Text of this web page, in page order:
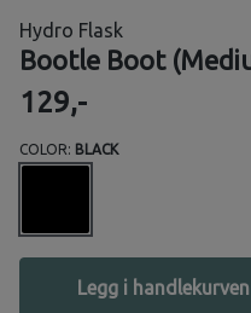
Hydro Flask
Bootle Boot
129,-
COLOR: BLACK
Legg i handlekurven